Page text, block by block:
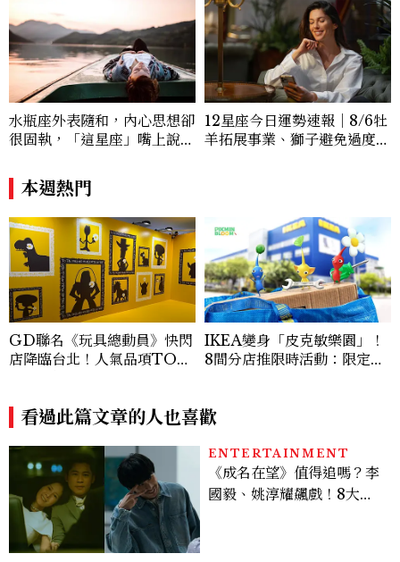
水瓶座外表隨和，內心思想卻
很固執，「這星座」嘴上說都
選！12星座最難被改變的一
面
12星座今日運勢速報｜8/6牡
羊拓展事業、獅子避免過度借
本週熱門
GD聯名《玩具總動員》快閃
店降臨台北！人氣品項TOP
IKEA變身「皮克敏樂園」！
8間分店推限時活動：限定金
看過此篇文章的人也喜歡
ENTERTAINMENT
《成名在望》值得追嗎？李
國毅、姚淳耀飆戲！8大看